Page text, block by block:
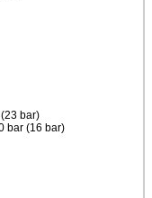
bar)
bar (16 bar)